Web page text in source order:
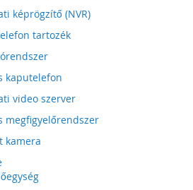
képrögzítő (NVR)
tartozék
kaputelefon
video szerver
megfigyelőrendszer
kamera